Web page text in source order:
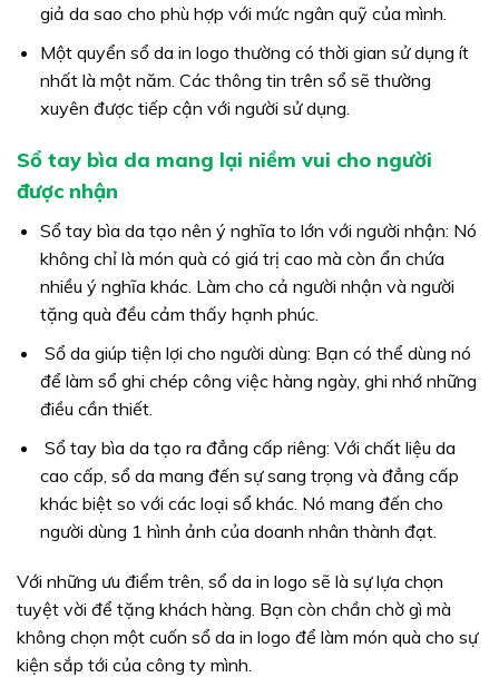
giả da sao cho phù hợp với mức ngân quỹ của mình.
Một quyển sổ da in logo thường có thời gian sử dụng ít
nhất là một năm. Các thông tin trên sổ sẽ thường
xuyên được tiếp cận với người sử dụng.
Sổ tay bìa da mang lại niềm vui cho người
được nhận
Sổ tay bìa da tạo nên ý nghĩa to lớn với người nhận: Nó
không chỉ là món quà có giá trị cao mà còn ẩn chứa
nhiều ý nghĩa khác. Làm cho cả người nhận và người
tặng quà đều cảm thấy hạnh phúc.
Sổ da giúp tiện lợi cho người dùng: Bạn có thể dùng nó
để làm sổ ghi chép công việc hàng ngày, ghi nhớ những
điều cần thiết.
Sổ tay bìa da tạo ra đẳng cấp riêng: Với chất liệu da
cao cấp, sổ da mang đến sự sang trọng và đẳng cấp
khác biệt so với các loại sổ khác. Nó mang đến cho
người dùng 1 hình ảnh của doanh nhân thành đạt.
Với những ưu điểm trên, sổ da in logo sẽ là sự lựa chọn
tuyệt vời để tặng khách hàng. Bạn còn chần chờ gì mà
không chọn một cuốn sổ da in logo để làm món quà cho sự
kiện sắp tới của công ty mình.